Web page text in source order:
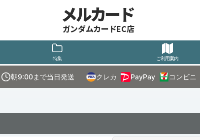
メルカード
ガンダムカードEC店
特集 ご利用案内
朝9:00まで当日発送 クレカ PayPay コンビニ